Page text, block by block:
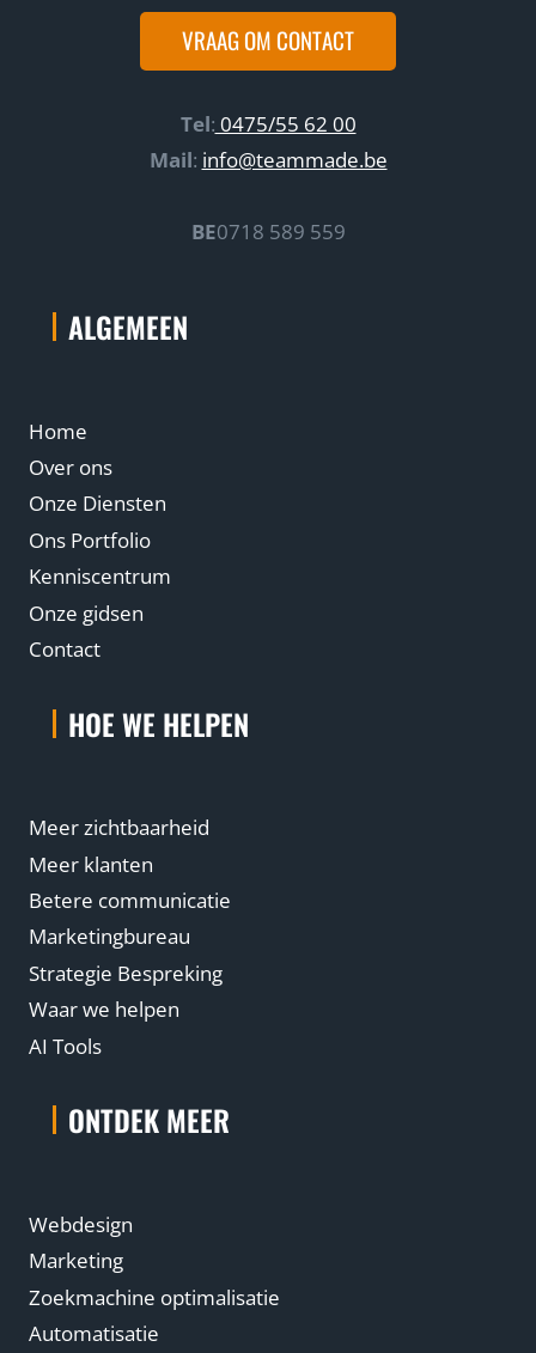
VRAAG OM CONTACT
Tel: 0475/55 62 00
Mail: info@teammade.be
BE0718 589 559
ALGEMEEN
Home
Over ons
Onze Diensten
Ons Portfolio
Kenniscentrum
Onze gidsen
Contact
HOE WE HELPEN
Meer zichtbaarheid
Meer klanten
Betere communicatie
Marketingbureau
Strategie Bespreking
Waar we helpen
AI Tools
ONTDEK MEER
Webdesign
Marketing
Zoekmachine optimalisatie
Automatisatie